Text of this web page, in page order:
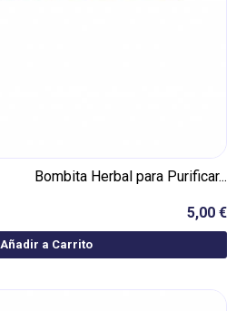
Bombita Herbal para Purificar...
5,00 €
Añadir a Carrito